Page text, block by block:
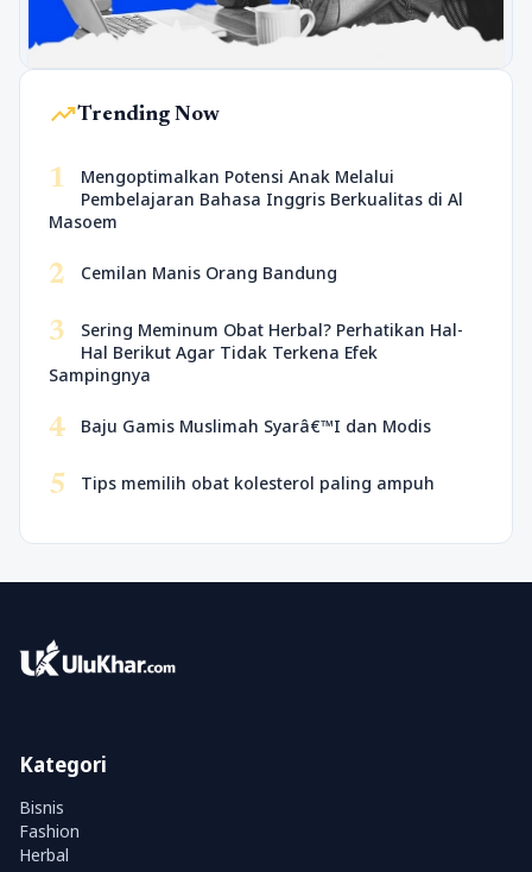
trending_upTrending Now
1
Mengoptimalkan Potensi Anak Melalui
Pembelajaran Bahasa Inggris Berkualitas di Al
Masoem
2 Cemilan Manis Orang Bandung
3
Sering Meminum Obat Herbal? Perhatikan Hal-
Hal Berikut Agar Tidak Terkena Efek
Sampingnya
4 Baju Gamis Muslimah Syarâ€™I dan Modis
5 Tips memilih obat kolesterol paling ampuh
Kategori
Bisnis
Fashion
Herbal